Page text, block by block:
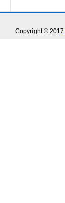
Copyright © 2017